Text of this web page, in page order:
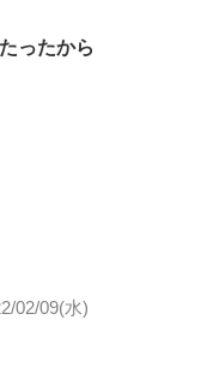
ったから
02/09(水)